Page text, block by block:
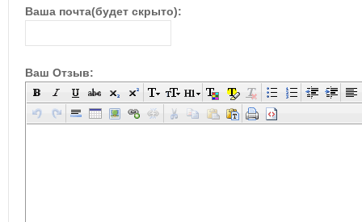
Ваша почта(будет скрыто):
Ваш Отзыв: